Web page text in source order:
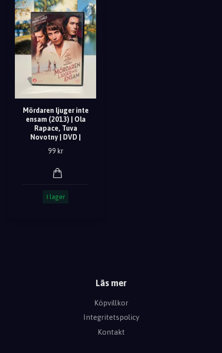
Mördaren ljuger inte
ensam (2013) | Ola
Rapace, Tuva
Novotny | DVD |
99 kr
I lager
Läs mer
Köpvillkor
Integritetspolicy
Kontakt